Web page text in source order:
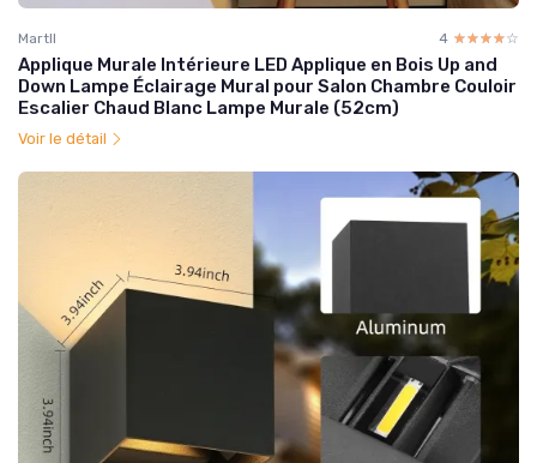
Martll 4 ☆☆☆☆☆
★★★★★
Applique Murale Intérieure LED Applique en Bois Up and
Down Lampe Éclairage Mural pour Salon Chambre Couloir
Escalier Chaud Blanc Lampe Murale (52cm)
Voir le détail